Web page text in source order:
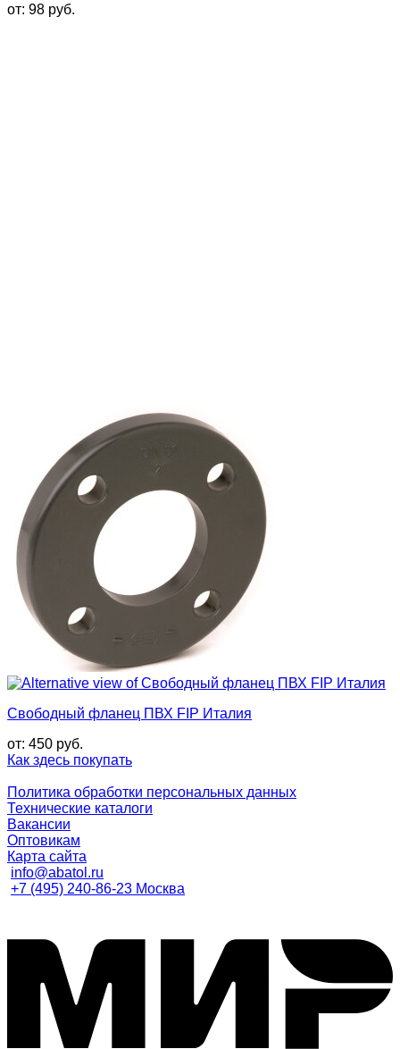
от: 98 руб.
Свободный фланец ПВХ FIP Италия
от: 450 руб.
Как здесь покупать
Политика обработки персональных данных
Технические каталоги
Вакансии
Оптовикам
Карта сайта
info@abatol.ru
+7 (495) 240-86-23 Москва